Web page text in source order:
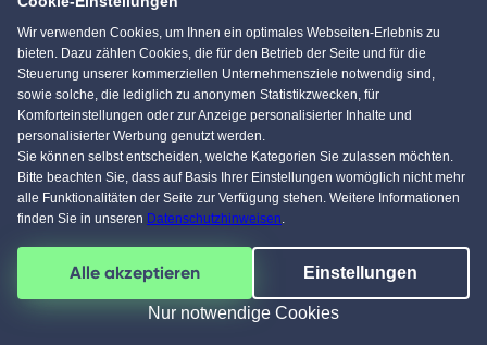
Bungalow BL 80 Variante T
Baudirekt Architektenhäuser
Vorheriges
Wir verwenden Cookies, um Ihnen ein optimales Webseiten-Erlebnis zu
bieten. Dazu zählen Cookies, die für den Betrieb der Seite und für die
Steuerung unserer kommerziellen Unternehmensziele notwendig sind,
sowie solche, die lediglich zu anonymen Statistikzwecken, für
Komforteinstellungen oder zur Anzeige personalisierter Inhalte und
personalisierter Werbung genutzt werden.
Sie können selbst entscheiden, welche Kategorien Sie zulassen möchten.
Bitte beachten Sie, dass auf Basis Ihrer Einstellungen womöglich nicht mehr
alle Funktionalitäten der Seite zur Verfügung stehen. Weitere Informationen
finden Sie in unseren Datenschutzhinweisen.
Alle akzeptieren Einstellungen
Nur notwendige Cookies